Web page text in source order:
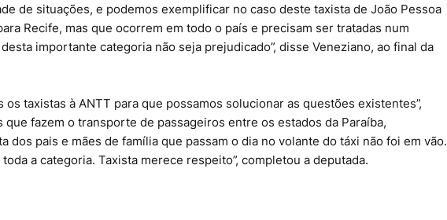
de situações, e podemos exemplificar no caso deste taxista de João Pessoa
Recife, mas que ocorrem em todo o país e precisam ser tratadas num
importante categoria não seja prejudicado”, disse Veneziano, ao final da
os taxistas à ANTT para que possamos solucionar as questões existentes”,
fazem o transporte de passageiros entre os estados da Paraíba,
dos pais e mães de família que passam o dia no volante do táxi não foi em vão.
a categoria. Taxista merece respeito”, completou a deputada.